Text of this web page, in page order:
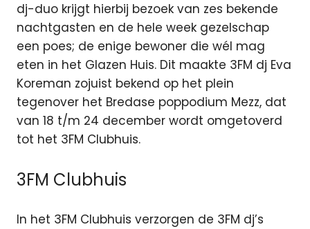
dj-duo krijgt hierbij bezoek van zes bekende
nachtgasten en de hele week gezelschap
een poes; de enige bewoner die wél mag
eten in het Glazen Huis. Dit maakte 3FM dj Eva
Koreman zojuist bekend op het plein
tegenover het Bredase poppodium Mezz, dat
van 18 t/m 24 december wordt omgetoverd
tot het 3FM Clubhuis.
3FM Clubhuis
In het 3FM Clubhuis verzorgen de 3FM dj’s